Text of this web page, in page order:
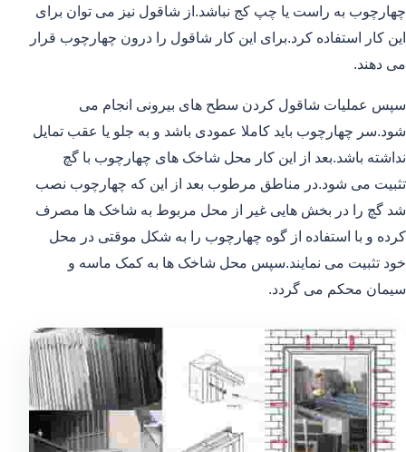
چهارچوب به راست یا چپ کج نباشد.از شاقول نیز می توان برای
این کار استفاده کرد.برای این کار شاقول را درون چهارچوب قرار
می دهند.
سپس عملیات شاقول کردن سطح های بیرونی انجام می
شود.سر چهارچوب باید کاملا عمودی باشد و به جلو یا عقب تمایل
نداشته باشد.بعد از این کار محل شاخک های چهارچوب با گچ
تثبیت می شود.در مناطق مرطوب بعد از این که چهارچوب نصب
شد گچ را در بخش هایی غیر از محل مربوط به شاخک ها مصرف
کرده و با استفاده از گوه چهارچوب را به شکل موقتی در محل
خود تثبیت می نمایند.سپس محل شاخک ها به کمک ماسه و
سیمان محکم می گردد.